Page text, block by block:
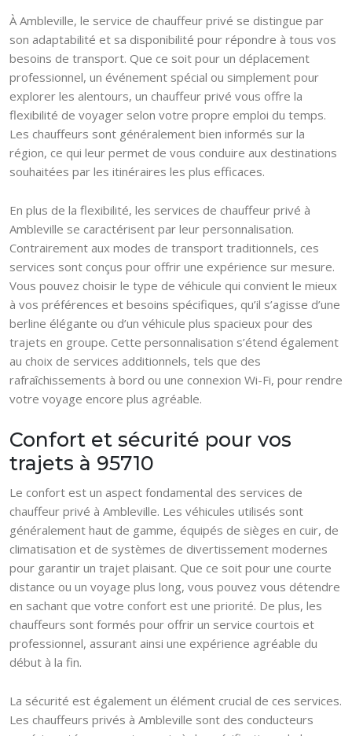
À Ambleville, le service de chauffeur privé se distingue par
son adaptabilité et sa disponibilité pour répondre à tous vos
besoins de transport. Que ce soit pour un déplacement
professionnel, un événement spécial ou simplement pour
explorer les alentours, un chauffeur privé vous offre la
flexibilité de voyager selon votre propre emploi du temps.
Les chauffeurs sont généralement bien informés sur la
région, ce qui leur permet de vous conduire aux destinations
souhaitées par les itinéraires les plus efficaces.
En plus de la flexibilité, les services de chauffeur privé à
Ambleville se caractérisent par leur personnalisation.
Contrairement aux modes de transport traditionnels, ces
services sont conçus pour offrir une expérience sur mesure.
Vous pouvez choisir le type de véhicule qui convient le mieux
à vos préférences et besoins spécifiques, qu’il s’agisse d’une
berline élégante ou d’un véhicule plus spacieux pour des
trajets en groupe. Cette personnalisation s’étend également
au choix de services additionnels, tels que des
rafraîchissements à bord ou une connexion Wi-Fi, pour rendre
votre voyage encore plus agréable.
Confort et sécurité pour vos
trajets à 95710
Le confort est un aspect fondamental des services de
chauffeur privé à Ambleville. Les véhicules utilisés sont
généralement haut de gamme, équipés de sièges en cuir, de
climatisation et de systèmes de divertissement modernes
pour garantir un trajet plaisant. Que ce soit pour une courte
distance ou un voyage plus long, vous pouvez vous détendre
en sachant que votre confort est une priorité. De plus, les
chauffeurs sont formés pour offrir un service courtois et
professionnel, assurant ainsi une expérience agréable du
début à la fin.
La sécurité est également un élément crucial de ces services.
Les chauffeurs privés à Ambleville sont des conducteurs